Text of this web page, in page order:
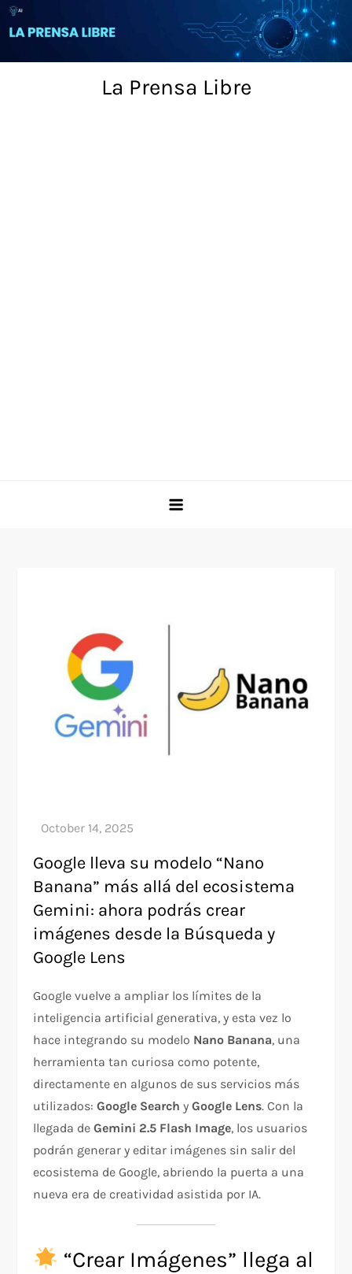
Skip
to
La Prensa Libre
Google lleva su modelo “Nano
Banana” más allá del ecosistema
Gemini: ahora podrás crear
imágenes desde la Búsqueda y
Google Lens
Google vuelve a ampliar los límites de la
inteligencia artificial generativa, y esta vez lo
hace integrando su modelo Nano Banana, una
herramienta tan curiosa como potente,
directamente en algunos de sus servicios más
utilizados:Google Search yGoogle Lens. Con la
llegada deGemini 2.5 Flash Image, los usuarios
podrán generar y editar imágenes sin salir del
ecosistema de Google, abriendo la puerta a una
nueva era de creatividad asistida por IA.
“Crear Imágenes” llega al